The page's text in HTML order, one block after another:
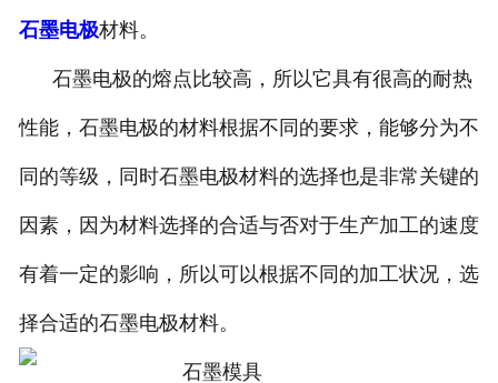
石墨电极材料。
石墨电极的熔点比较高，所以它具有很高的耐热
性能，石墨电极的材料根据不同的要求，能够分为不
同的等级，同时石墨电极材料的选择也是非常关键的
因素，因为材料选择的合适与否对于生产加工的速度
有着一定的影响，所以可以根据不同的加工状况，选
择合适的石墨电极材料。